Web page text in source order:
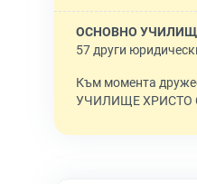
ОСНОВНО
57 други
Към момента
УЧИЛИЩЕ ХРИСТО